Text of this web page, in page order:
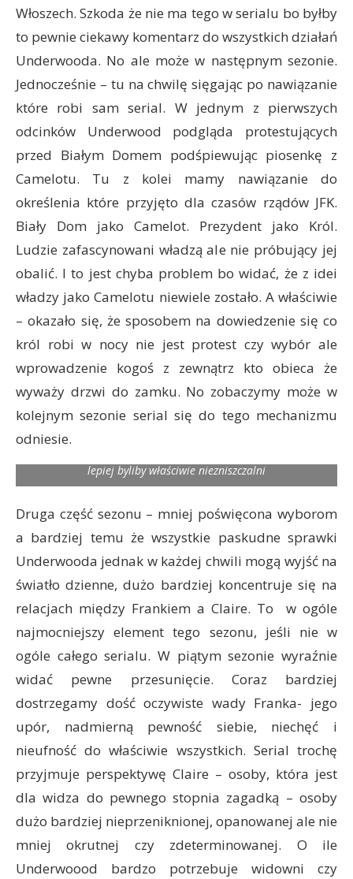
Włoszech. Szkoda że nie ma tego w serialu bo byłby
to pewnie ciekawy komentarz do wszystkich działań
Underwooda. No ale może w następnym sezonie.
Jednocześnie – tu na chwilę sięgając po nawiązanie
które robi sam serial. W jednym z pierwszych
odcinków Underwood podgląda protestujących
przed Białym Domem podśpiewując piosenkę z
Camelotu. Tu z kolei mamy nawiązanie do
określenia które przyjęto dla czasów rządów JFK.
Biały Dom jako Camelot. Prezydent jako Król.
Ludzie zafascynowani władzą ale nie próbujący jej
obalić. I to jest chyba problem bo widać, że z idei
władzy jako Camelotu niewiele zostało. A właściwie
– okazało się, że sposobem na dowiedzenie się co
król robi w nocy nie jest protest czy wybór ale
wprowadzenie kogoś z zewnątrz kto obieca że
wyważy drzwi do zamku. No zobaczymy może w
kolejnym sezonie serial się do tego mechanizmu
odniesie.
Zwierz przyzna szczerze tym czego nie rozumie jest to jak
Underwoodowie traktują ludzi którzy mają największą wiedzę
lepiej byliby właściwie niezniszczalni
Druga część sezonu – mniej poświęcona wyborom
a bardziej temu że wszystkie paskudne sprawki
Underwooda jednak w każdej chwili mogą wyjść na
światło dzienne, dużo bardziej koncentruje się na
relacjach między Frankiem a Claire. To w ogóle
najmocniejszy element tego sezonu, jeśli nie w
ogóle całego serialu. W piątym sezonie wyraźnie
widać pewne przesunięcie. Coraz bardziej
dostrzegamy dość oczywiste wady Franka- jego
upór, nadmierną pewność siebie, niechęć i
nieufność do właściwie wszystkich. Serial trochę
przyjmuje perspektywę Claire – osoby, która jest
dla widza do pewnego stopnia zagadką – osoby
dużo bardziej nieprzeniknionej, opanowanej ale nie
mniej okrutnej czy zdeterminowanej. O ile
Underwoood bardzo potrzebuje widowni czy